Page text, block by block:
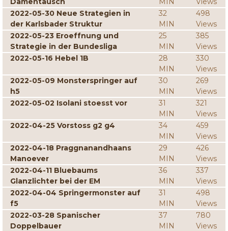
2022-05-30 Neue Strategien in
der Karlsbader Struktur
32
MIN
498
Views
2022-05-23 Eroeffnung und
Strategie in der Bundesliga
25
MIN
385
Views
2022-05-16 Hebel 1B
28
MIN
330
Views
2022-05-09 Monsterspringer auf
h5
30
MIN
269
Views
2022-05-02 Isolani stoesst vor
31
MIN
321
Views
2022-04-25 Vorstoss g2 g4
34
MIN
459
Views
2022-04-18 Praggnanandhaans
Manoever
29
MIN
426
Views
2022-04-11 Bluebaums
Glanzlichter bei der EM
36
MIN
337
Views
2022-04-04 Springermonster auf
f5
31
MIN
498
Views
2022-03-28 Spanischer
Doppelbauer
37
MIN
780
Views